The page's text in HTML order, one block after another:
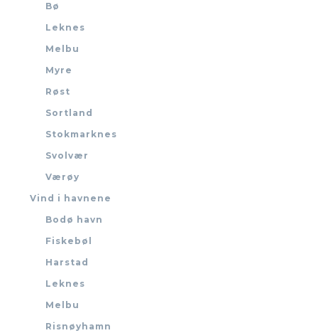
Bø
Leknes
Melbu
Myre
Røst
Sortland
Stokmarknes
Svolvær
Værøy
Vind i havnene
Bodø havn
Fiskebøl
Harstad
Leknes
Melbu
Risnøyhamn